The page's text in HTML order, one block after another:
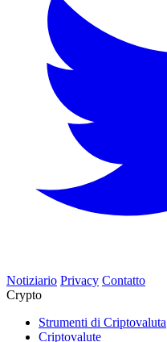
Notiziario Privacy Contatto
Crypto
Strumenti di Criptovaluta
Criptovalute